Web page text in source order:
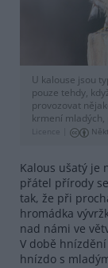
U kalouse jsou
pouze tehdy,
provozovat
krmení mladých,
Licence |
Kalous ušatý je
přátel přírody
tak, že při
hromádka
nad námi ve
V době
hnízdo s